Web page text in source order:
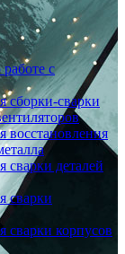
с
сборки-сварки
восстановления
сварки деталей
сварки
сварки корпусов